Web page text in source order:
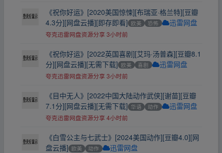
《祝你好运》[2020美国惊悚][布瑞亚·格兰特][豆瓣
4.3分][网盘云播][即存即看] 欧美 恐怖 迅雷网盘
夸克迅雷网盘资源分享 3小时前
《祝你好运》[2022英国喜剧][艾玛·汤普森][豆瓣8.1
分][网盘云播][无需下载] 欧美 喜剧 迅雷网盘
夸克迅雷网盘资源分享 3小时前
《目中无人》[2022中国大陆动作武侠][谢苗][豆瓣
7.1分][网盘云播][无需下载] 华语 动作 迅雷网盘
夸克迅雷网盘资源分享 4小时前
《白雪公主与七武士》[2024美国动作][豆瓣4.0][网
盘云播] 欧美 动作 迅雷网盘